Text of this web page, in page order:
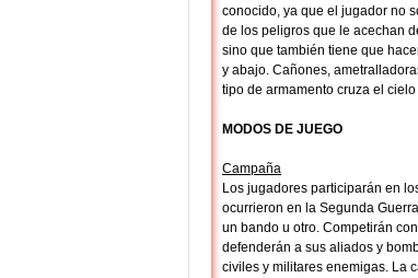
conocido, ya que el jugador no
de los peligros que le acechan
sino que también tiene que
y abajo. Cañones,
tipo de armamento cruza el
MODOS DE JUEGO
Campaña
Los jugadores participarán en
ocurrieron en la Segunda
un bando u otro. Competirán
defenderán a sus aliados y
civiles y militares enemigas. La